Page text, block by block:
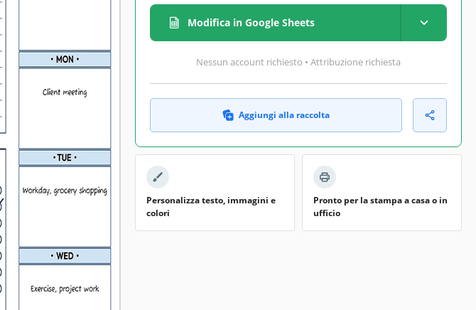
Modifica in Google Sheets
Nessun account richiesto • Attribuzione richiesta
Aggiungi alla raccolta
Personalizza testo, immagini e
colori
Pronto per la stampa a casa o in
ufficio